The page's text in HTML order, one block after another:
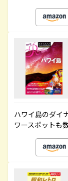
ハワイ島のダイ
ワースポットも